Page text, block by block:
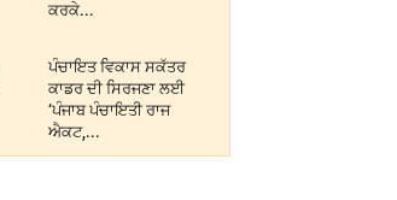
ਕਰਕੇ...
ਪੰਚਾਇਤ ਵਿਕਾਸ ਸਕੱਤਰ
ਕਾਡਰ ਦੀ ਸਿਰਜਣਾ ਲਈ
‘ਪੰਜਾਬ ਪੰਚਾਇਤੀ ਰਾਜ
ਐਕਟ,...